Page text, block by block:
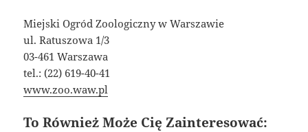
Miejski Ogród Zoologiczny w Warszawie
ul. Ratuszowa 1/3
03-461 Warszawa
tel.: (22) 619-40-41
www.zoo.waw.pl
To Również Może Cię Zainteresować: